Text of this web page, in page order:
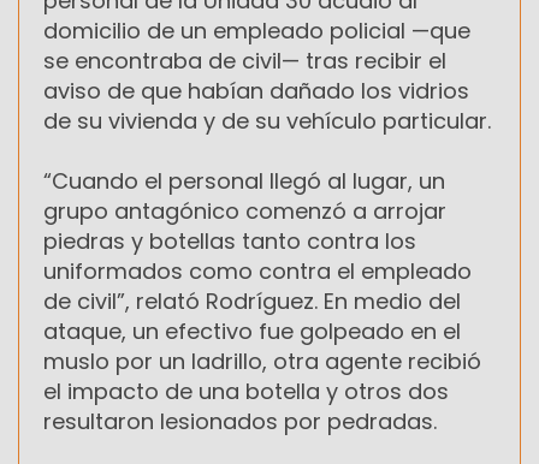
domicilio de un empleado policial —que
se encontraba de civil— tras recibir el
aviso de que habían dañado los vidrios
de su vivienda y de su vehículo particular.
“Cuando el personal llegó al lugar, un
grupo antagónico comenzó a arrojar
piedras y botellas tanto contra los
uniformados como contra el empleado
de civil”, relató Rodríguez. En medio del
ataque, un efectivo fue golpeado en el
muslo por un ladrillo, otra agente recibió
el impacto de una botella y otros dos
resultaron lesionados por pedradas.